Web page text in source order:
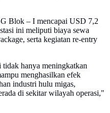
Blok – I mencapai USD 7,2
ini meliputi biaya sewa
serta kegiatan re-entry
hanya meningkatkan
menghasilkan efek
industri hulu migas,
di sekitar wilayah operasi,"